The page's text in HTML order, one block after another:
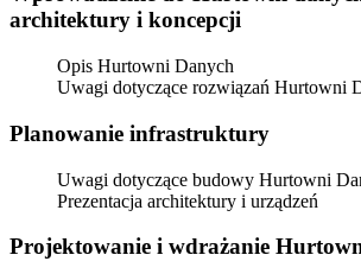
architektury i koncepcji
Opis Hurtowni Danych
Uwagi dotyczące rozwiązań Hurtowni
Planowanie infrastruktury
Uwagi dotyczące budowy Hurtowni
Prezentacja architektury i urządzeń
Projektowanie i wdrażanie